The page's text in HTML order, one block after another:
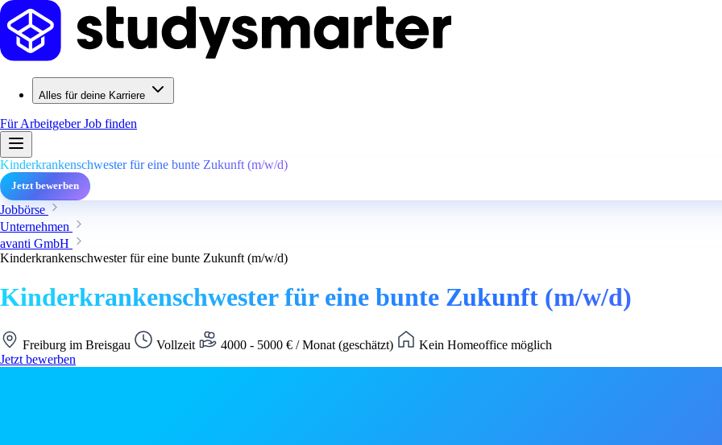
Alles für deine Karriere
Für ArbeitgeberJob finden
Kinderkrankenschwester für eine bunte Zukunft (m/w/d)
Jetzt bewerben
Jobbörse
Unternehmen
avanti GmbH
Kinderkrankenschwester für eine bunte Zukunft (m/w/d)
Kinderkrankenschwester für eine bunte Zukunft (m/w/d)
Freiburg im Breisgau Vollzeit 4000 - 5000 € / Monat (geschätzt)
Kein Homeoffice möglich
Jetzt bewerben